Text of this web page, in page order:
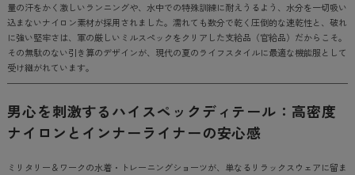
量の汗をかく激しいランニングや、水中での特殊訓練に耐えうるよう、水分を一切吸い
込まないナイロン素材が採用されました。濡れても数分で乾く圧倒的な速乾性と、破れ
に強い堅牢さは、軍の厳しいミルスペックをクリアした支給品（官給品）だからこそ。
その無駄のない引き算のデザインが、現代の夏のライフスタイルに最適な機能服として
受け継がれています。
男心を刺激するハイスペックディテール：高密度
ナイロンとインナーライナーの安心感
ミリタリー＆ワークの水着・トレーニングショーツが、単なるリラックスウェアに留ま